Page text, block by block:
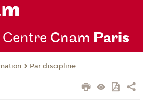
Centre Cnam Paris
Par discipline